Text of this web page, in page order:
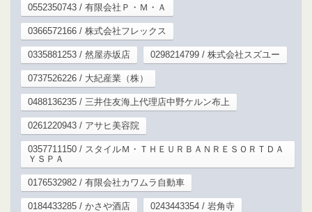
0552350743 / 有限会社Ｐ・Ｍ・Ａ
0366572166 / 株式会社フレックス
0335881253 / 然屋赤坂店 0298214799 / 株式会社スズユー
0737526226 / 大紀産業（株）
0488136235 / 三井住友海上代理店中野ケルン布上
0261220943 / アサヒ美容院
0357711150 / スタイルＭ・ＴＨＥＵＲＢＡＮＲＥＳＯＲＴＤＡ
ＹＳＰＡ
0176532982 / 有限会社カワムラ自動車
0184433285 / かさや酒店 0243443354 / 岩角寺